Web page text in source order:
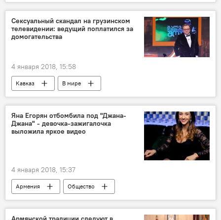
Сексуальный скандал на грузинском
телевидении: ведущий поплатился за
домогательства
4 января 2018, 15:58
Кавказ В мире
Яна Егорян отбомбила под "Джана-
Джана" - девочка-зажигалочка
выложила яркое видео
4 января 2018, 15:37
Армения Общество